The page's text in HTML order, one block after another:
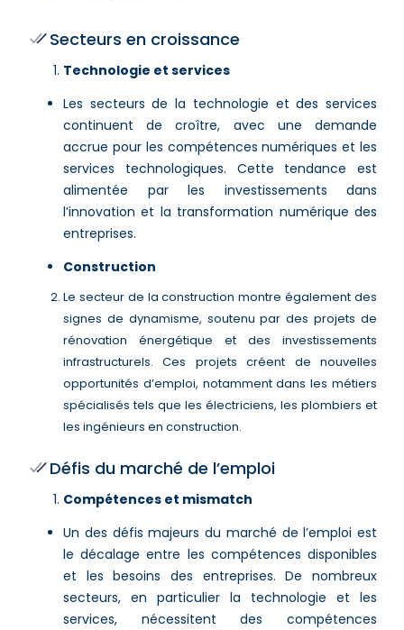
Secteurs en croissance
Technologie et services
Les secteurs de la technologie et des services
continuent de croître, avec une demande
accrue pour les compétences numériques et les
services technologiques. Cette tendance est
alimentée par les investissements dans
l’innovation et la transformation numérique des
entreprises​​.
Construction
Le secteur de la construction montre également des
signes de dynamisme, soutenu par des projets de
rénovation énergétique et des investissements
infrastructurels. Ces projets créent de nouvelles
opportunités d’emploi, notamment dans les métiers
spécialisés tels que les électriciens, les plombiers et
les ingénieurs en construction​​.
Défis du marché de l’emploi
Compétences et mismatch
Un des défis majeurs du marché de l’emploi est
le décalage entre les compétences disponibles
et les besoins des entreprises. De nombreux
secteurs, en particulier la technologie et les
services, nécessitent des compétences